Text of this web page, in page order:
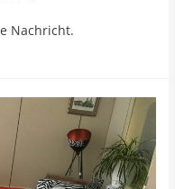
Nachricht.